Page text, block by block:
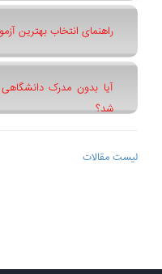
راهنمای انتخاب بهترین
آیا بدون مدرک
شد؟
لیست مقالات